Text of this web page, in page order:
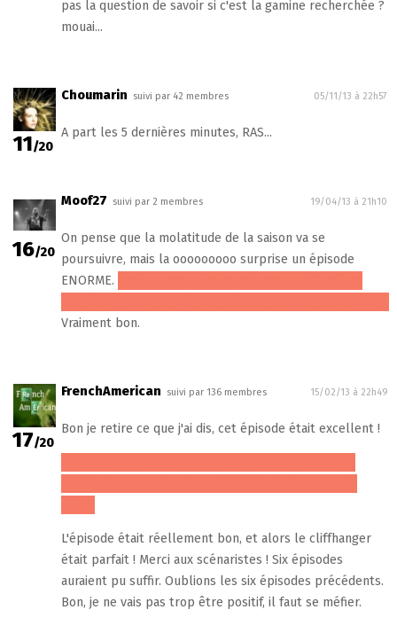
pas la question de savoir si c'est la gamine recherchée ?
mouai...
11/20
Choumarin suivi par 42 membres 05/11/13 à 22h57
A part les 5 dernières minutes, RAS...
16/20
Moof27 suivi par 2 membres 19/04/13 à 21h10
On pense que la molatitude de la saison va se
poursuivre, mais la ooooooooo surprise un épisode
ENORME.
Vraiment bon.
17/20
FrenchAmerican suivi par 136 membres 15/02/13 à 22h49
Bon je retire ce que j'ai dis, cet épisode était excellent !
L'épisode était réellement bon, et alors le cliffhanger
était parfait ! Merci aux scénaristes ! Six épisodes
auraient pu suffir. Oublions les six épisodes précédents.
Bon, je ne vais pas trop être positif, il faut se méfier.